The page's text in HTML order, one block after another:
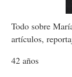
Todo sobre
artículos,
42 años